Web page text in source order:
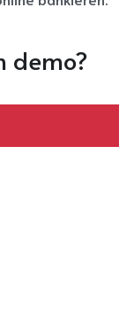
demo?